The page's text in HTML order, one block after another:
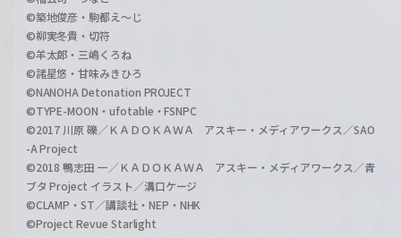
©築地俊彦・駒都え～じ
©柳実冬貴・切符
©羊太郎・三嶋くろね
©諸星悠・甘味みきひろ
©NANOHA Detonation PROJECT
©TYPE-MOON・ufotable・FSNPC
©2017 川原 礫／ＫＡＤＯＫＡＷＡ アスキー・メディアワークス／SAO
-A Project
©2018 鴨志田 一／ＫＡＤＯＫＡＷＡ アスキー・メディアワークス／青
ブタ Project イラスト／溝口ケージ
©CLAMP・ST／講談社・NEP・NHK
©Project Revue Starlight